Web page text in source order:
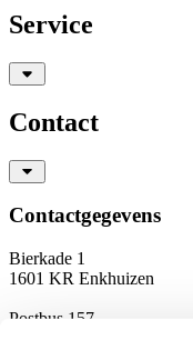
Service
Contact
Contactgegevens
Bierkade 1
1601 KR Enkhuizen
Postbus 157